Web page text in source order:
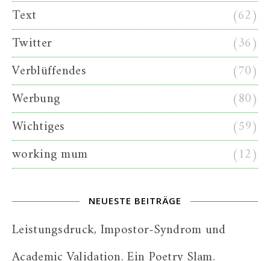
Text
(62)
Twitter
(36)
Verblüffendes
(70)
Werbung
(80)
Wichtiges
(59)
working mum
(12)
NEUESTE BEITRÄGE
Leistungsdruck, Impostor-Syndrom und